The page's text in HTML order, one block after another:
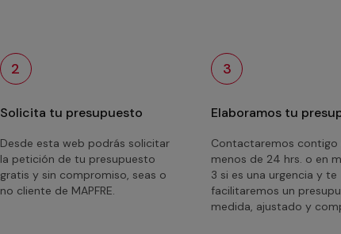
2
Solicita tu presupuesto
Desde esta web podrás solicitar
la petición de tu presupuesto
gratis y sin compromiso, seas o
no cliente de MAPFRE.
3
Elaboramos tu
Contactaremos contigo
menos de 24 hrs. o en
3 si es una urgencia y te
facilitaremos un
medida, ajustado y